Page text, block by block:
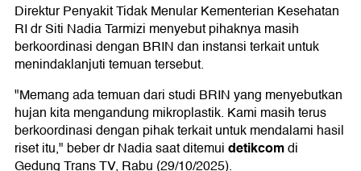
Direktur Penyakit Tidak Menular Kementerian Kesehatan
RI dr Siti Nadia Tarmizi menyebut pihaknya masih
berkoordinasi dengan BRIN dan instansi terkait untuk
menindaklanjuti temuan tersebut.
"Memang ada temuan dari studi BRIN yang menyebutkan
hujan kita mengandung mikroplastik. Kami masih terus
berkoordinasi dengan pihak terkait untuk mendalami hasil
riset itu," beber dr Nadia saat ditemuidetikcomdi
Gedung Trans TV, Rabu (29/10/2025).